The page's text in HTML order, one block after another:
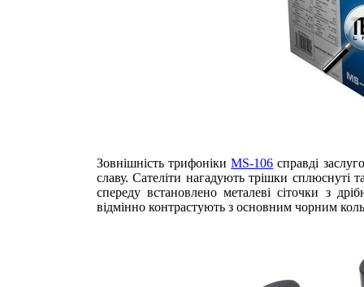
Зовнішність трифонікиMS-106 справді
славу. Сателіти нагадують трішки сплюснуті
спереду встановлено металеві сіточки з
відмінно контрастують з основним чорним